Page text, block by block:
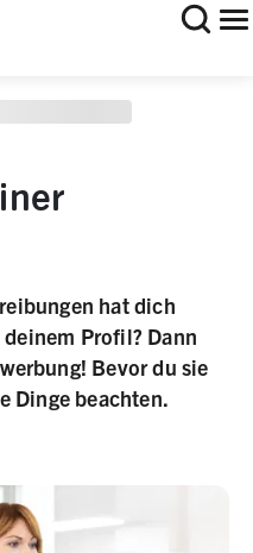
hat dich
Profil? Dann
Bevor du sie
Dinge beachten.